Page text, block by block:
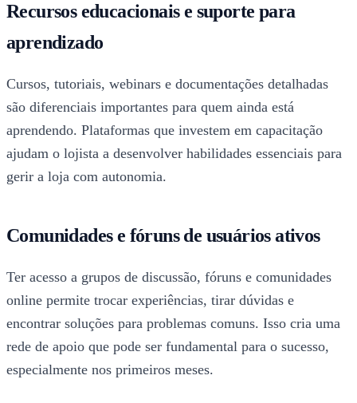
Recursos educacionais e suporte para
aprendizado
Cursos, tutoriais, webinars e documentações detalhadas
são diferenciais importantes para quem ainda está
aprendendo. Plataformas que investem em capacitação
ajudam o lojista a desenvolver habilidades essenciais para
gerir a loja com autonomia.
Comunidades e fóruns de usuários ativos
Ter acesso a grupos de discussão, fóruns e comunidades
online permite trocar experiências, tirar dúvidas e
encontrar soluções para problemas comuns. Isso cria uma
rede de apoio que pode ser fundamental para o sucesso,
especialmente nos primeiros meses.